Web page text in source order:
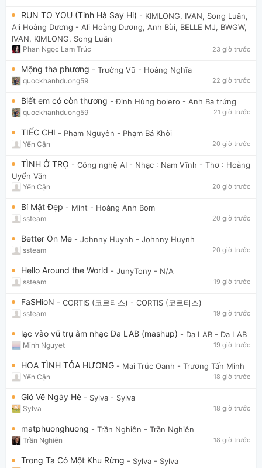
RUN TO YOU (Tinh Hà Say Hi) - KIMLONG, IVAN, Song Luân,
Ali Hoàng Dương - Ali Hoàng Dương, Anh Bùi, BELLE MJ, BWGW,
IVAN, KIMLONG, Song Luân
Phan Ngọc Lam Trúc 23 giờ trước
Mộng tha phương - Trường Vũ - Hoàng Nghĩa
quockhanhduong59 22 giờ trước
Biết em có còn thương - Đinh Hùng bolero - Anh Ba trứng
quockhanhduong59 21 giờ trước
TIẾC CHI - Phạm Nguyên - Phạm Bá Khôi
Yến Cận 20 giờ trước
TÌNH Ở TRỌ - Công nghệ AI - Nhạc : Nam Vĩnh - Thơ : Hoàng
Uyển Văn
Yến Cận 20 giờ trước
Bí Mật Đẹp - Mint - Hoàng Anh Bom
ssteam 20 giờ trước
Better On Me - Johnny Huynh - Johnny Huynh
ssteam 20 giờ trước
Hello Around the World - JunyTony - N/A
ssteam 19 giờ trước
FaSHioN - CORTIS (코르티스) - CORTIS (코르티스)
ssteam 19 giờ trước
lạc vào vũ trụ âm nhạc Da LAB (mashup) - Da LAB - Da LAB
Minh Nguyet 19 giờ trước
HOA TÌNH TỎA HƯƠNG - Mai Trúc Oanh - Trương Tấn Minh
Yến Cận 18 giờ trước
Gió Vẽ Ngày Hè - Sylva - Sylva
Sylva 18 giờ trước
matphuonghuong - Trần Nghiên - Trần Nghiên
Trần Nghiên 18 giờ trước
Trong Ta Có Một Khu Rừng - Sylva - Sylva